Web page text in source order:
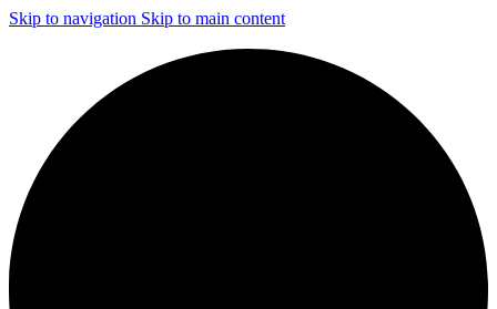
Skip to navigation Skip to main content